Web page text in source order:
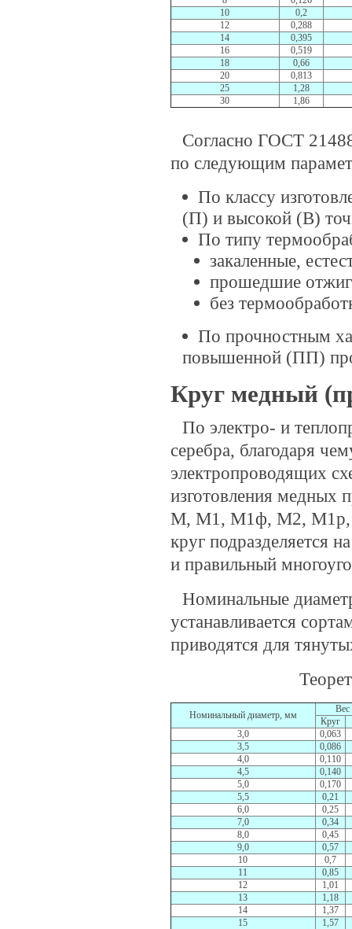
10
0,2
12
0,288
14
0,395
16
0,519
18
0,66
20
0,813
25
1,28
30
1,86
Согласно ГOCT
по следующим
По классу
(П) и высокой (В)
По типу
закаленные,
прошедшие
без
По прочностным
повышенной (ПП)
Круг медный
По электро- и
серебра, благодаря
электропроводящих
изготовления медных
М, М1, М1ф, М2, М1р,
круг подразделяется
и правильный
Номинальные
устанавливается
приводятся для
Номинальный диаметр, мм
Вес
Круг
3,0
0,063
3,5
0,086
4,0
0,110
4,5
0,140
5,0
0,170
5,5
0,21
6,0
0,25
7,0
0,34
8,0
0,45
9,0
0,57
10
0,7
11
0,85
12
1,01
13
1,18
14
1,37
15
1,57